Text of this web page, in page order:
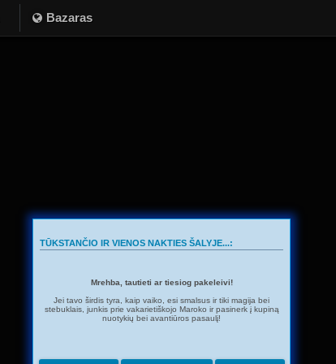
Bazaras
TŪKSTANČIO IR VIENOS NAKTIES ŠALYJE...:
Mrehba, tautieti ar tiesiog pakeleivi!
Jei tavo širdis tyra, kaip vaiko, esi smalsus ir tiki magija bei
stebuklais, junkis prie vakarietiškojo Maroko ir pasinerk į kupiną
nuotykių bei avantiūros pasaulį!